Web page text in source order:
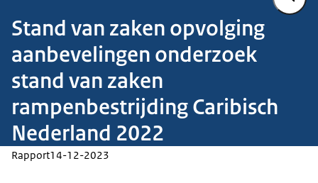
Stand van zaken opvolging
aanbevelingen onderzoek
stand van zaken
rampenbestrijding Caribisch
Nederland 2022
Rapport14-12-2023